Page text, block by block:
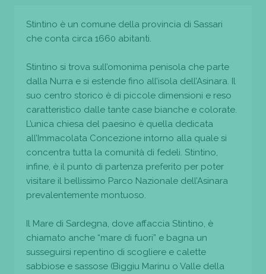
Stintino è un comune della provincia di Sassari
che conta circa 1660 abitanti.
Stintino si trova sull’omonima penisola che parte
dalla Nurra e si estende fino all’isola dell’Asinara. Il
suo centro storico è di piccole dimensioni e reso
caratteristico dalle tante case bianche e colorate.
L’unica chiesa del paesino è quella dedicata
all’Immacolata Concezione intorno alla quale si
concentra tutta la comunità di fedeli. Stintino,
infine, è il punto di partenza preferito per poter
visitare il bellissimo Parco Nazionale dell’Asinara
prevalentemente montuoso.
Il Mare di Sardegna, dove affaccia Stintino, è
chiamato anche “mare di fuori” e bagna un
susseguirsi repentino di scogliere e calette
sabbiose e sassose (Biggiu Marinu o Valle della